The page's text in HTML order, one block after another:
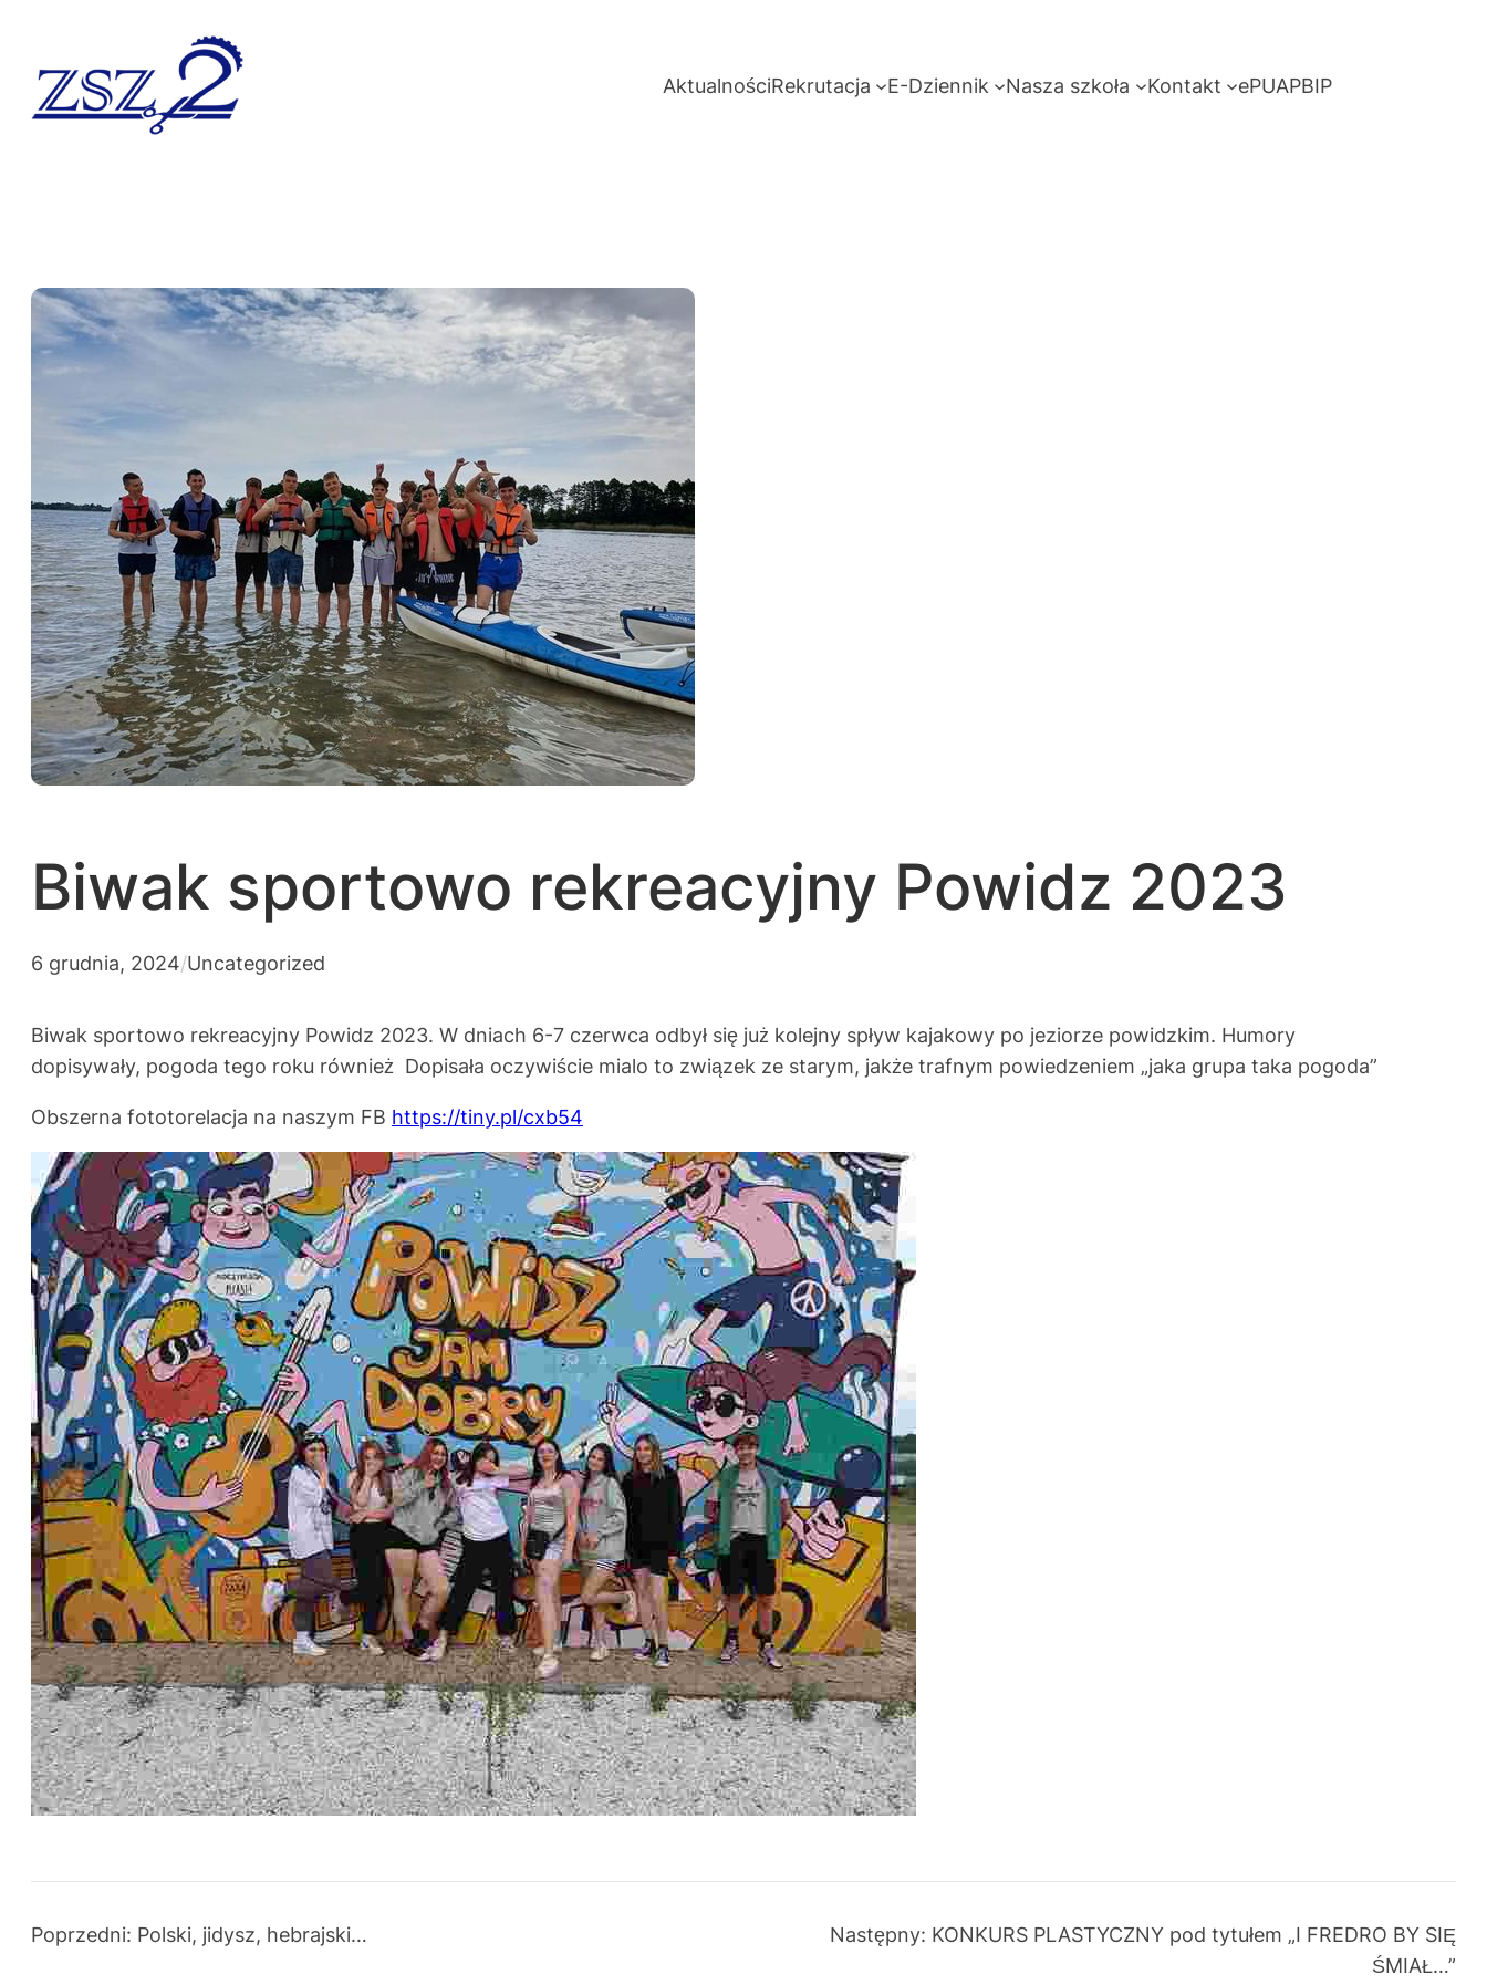
AktualnościRekrutacja E-Dziennik Nasza szkoła Kontakt ePUAPBIP
Biwak sportowo rekreacyjny Powidz 2023
6 grudnia, 2024/Uncategorized
Biwak sportowo rekreacyjny Powidz 2023. W dniach 6-7 czerwca odbył się już kolejny spływ kajakowy po jeziorze powidzkim. Humory
dopisywały, pogoda tego roku również Dopisała oczywiście mialo to związek ze starym, jakże trafnym powiedzeniem „jaka grupa taka pogoda”
Obszerna fototorelacja na naszym FB https://tiny.pl/cxb54
Poprzedni: Polski, jidysz, hebrajski… Następny: KONKURS PLASTYCZNY pod tytułem „I FREDRO BY SIĘ
ŚMIAŁ…”